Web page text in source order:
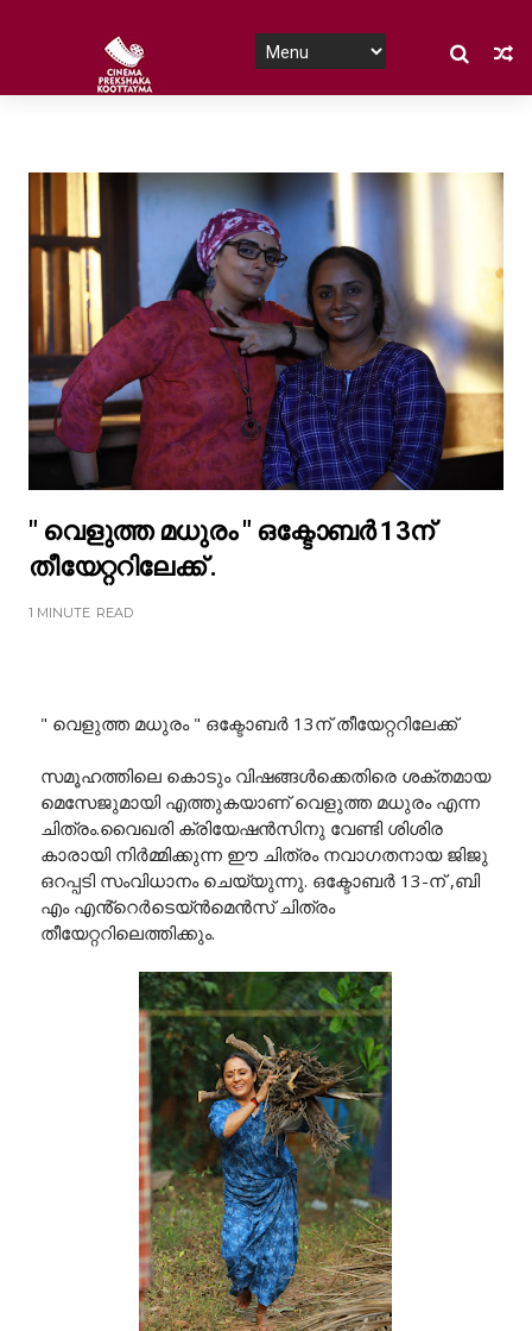
" വെളുത്ത മധുരം " ഒക്ടോബർ 13ന്
തീയേറ്ററിലേക്ക് .
1 MINUTE READ
" വെളുത്ത മധുരം " ഒക്ടോബർ 13ന് തീയേറ്ററിലേക്ക്
സമൂഹത്തിലെ കൊടും വിഷങ്ങൾക്കെതിരെ ശക്തമായ
മെസേജുമായി എത്തുകയാണ് വെളുത്ത മധുരം എന്ന
ചിത്രം.വൈഖരി ക്രിയേഷൻസിനു വേണ്ടി ശിശിര
കാരായി നിർമ്മിക്കുന്ന ഈ ചിത്രം നവാഗതനായ ജിജു
ഒറപ്പടി സംവിധാനം ചെയ്യുന്നു. ഒക്ടോബർ 13-ന് ,ബി
എം എൻ്റെർടെയ്ൻമെൻസ് ചിത്രം
തീയേറ്ററിലെത്തിക്കും.